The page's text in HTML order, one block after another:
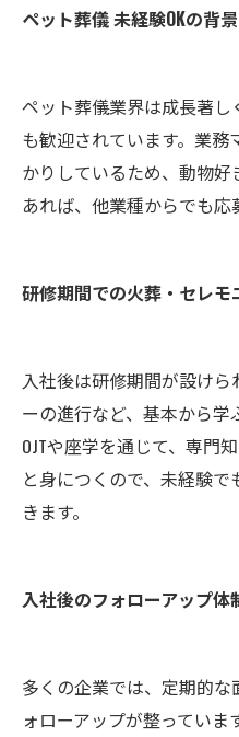
ペット葬儀 未経験OKの背景
ペット葬儀業界は成長著
も歓迎されています。業
かりしているため、動物
あれば、他業種からでも応
研修期間での火葬・セレモ
入社後は研修期間が設け
ーの進行など、基本から
OJTや座学を通じて、専門
と身につくので、未経験
きます。
入社後のフォローアップ体
多くの企業では、定期的
ォローアップが整ってい